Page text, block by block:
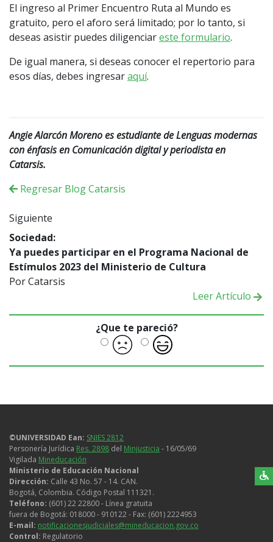
El ingreso al Primer Encuentro Ruta al Mundo es
gratuito, pero el aforo será limitado; por lo tanto, si
deseas asistir puedes diligenciareste formulario.
De igual manera, si deseas conocer el repertorio para
esos días, debes ingresaraquí.
Angie Alarcón Moreno es estudiante de Lenguas modernas
con énfasis en Comunicación digital y periodista en
Catarsis.
Regresar Blog Catarsis
Siguiente
Sociedad:
Ya puedes participar en el Programa Nacional de
Estímulos 2023 del Ministerio de Cultura
Por Catarsis
Leer Artículo
¿Que te pareció?
©UNIVERSIDAD Ean: SNIES 2812
Personería Jurídica Res. 2898 del Minjusticia - 16/05/69
Vigilada Mineducación
Ministerio de Educación Nacional
Dirección: Calle 43 No. 57 - 14. CAN.
Bogotá, Colombia. Código Postal 111321.
Teléfono: (601) 22 22800 - Línea gratuita
fuera de Bogotá: 018000 - 910122 - Fax: (601) 2224953
E-mail: notificacionesjudiciales@mineducacion.gov.co
Control: Regulatorio